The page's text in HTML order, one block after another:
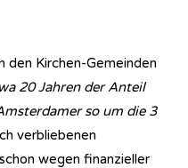
den Kirchen-Gemeinden
20 Jahren der Anteil
so um die 3
verbliebenen
wegen finanzieller